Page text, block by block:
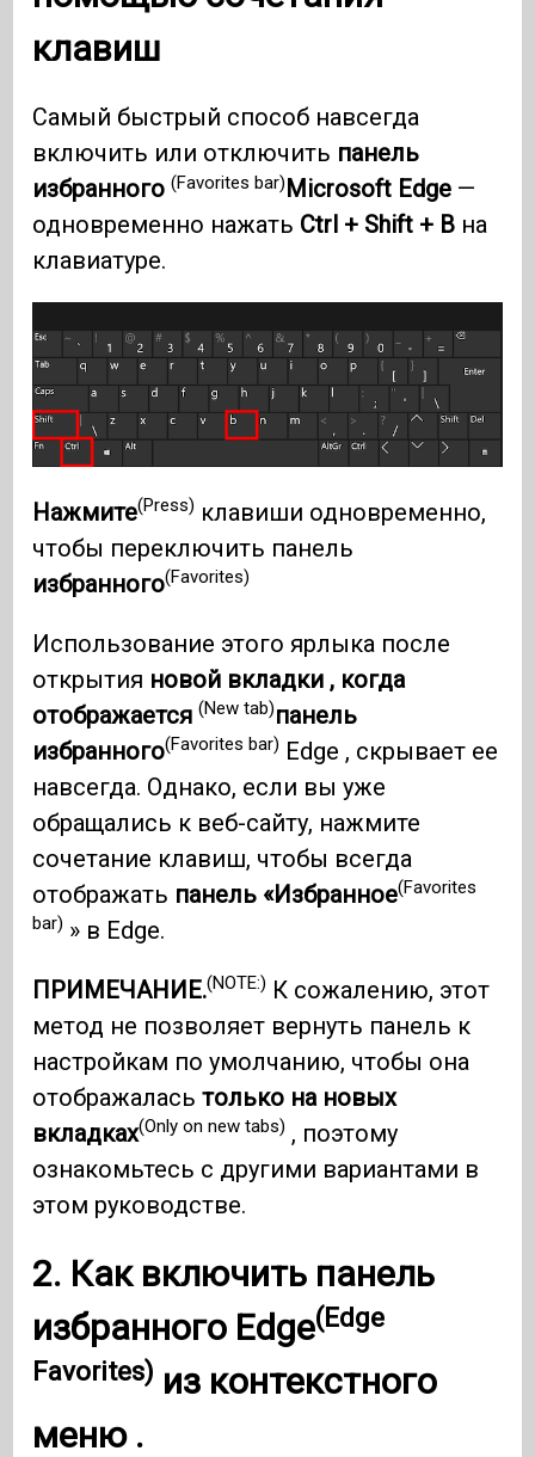
клавиш
Самый быстрый способ навсегда
включить или отключить панель
избранного(Favorites bar) Microsoft Edge —
одновременно нажать Ctrl + Shift + B на
клавиатуре.
Нажмите(Press) клавиши одновременно,
чтобы переключить панель
избранного(Favorites)
Использование этого ярлыка после
открытия новой вкладки , когда
отображается(New tab)панель
избранного(Favorites bar) Edge , скрывает ее
навсегда. Однако, если вы уже
обращались к веб-сайту, нажмите
сочетание клавиш, чтобы всегда
отображать панель «Избранное(Favorites
bar) » в Edge.
ПРИМЕЧАНИЕ.(NOTE:) К сожалению, этот
метод не позволяет вернуть панель к
настройкам по умолчанию, чтобы она
отображаласьтолько на новых
вкладках(Only on new tabs) , поэтому
ознакомьтесь с другими вариантами в
этом руководстве.
2. Как включить панель
избранного Edge(Edge
Favorites) из контекстного
меню .